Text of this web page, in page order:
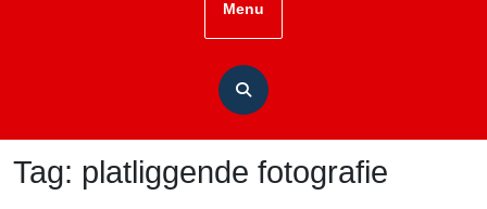
Menu
Tag: platliggende fotografie